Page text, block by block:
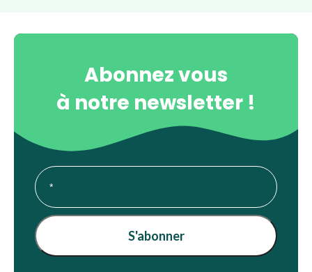
Abonnez vous
à notre newsletter !